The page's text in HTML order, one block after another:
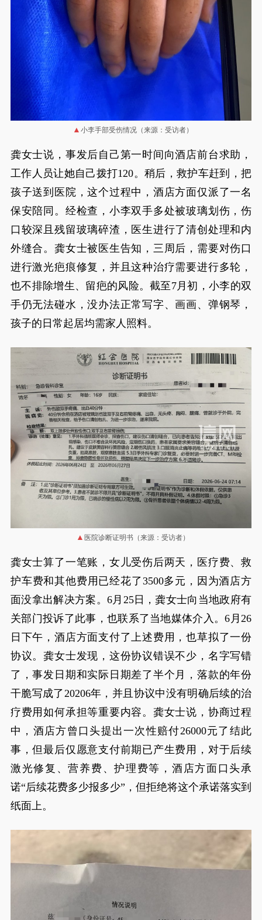
小李手部受伤情况（来源：受访者）
龚女士说，事发后自己第一时间向酒店前台求助，
工作人员让她自己拨打120。稍后，救护车赶到，把
孩子送到医院，这个过程中，酒店方面仅派了一名
保安陪同。经检查，小李双手多处被玻璃划伤，伤
口较深且残留玻璃碎渣，医生进行了清创处理和内
外缝合。龚女士被医生告知，三周后，需要对伤口
进行激光疤痕修复，并且这种治疗需要进行多轮，
也不排除增生、留疤的风险。截至7月初，小李的双
手仍无法碰水，没办法正常写字、画画、弹钢琴，
孩子的日常起居均需家人照料。
医院诊断证明书（来源：受访者）
龚女士算了一笔账，女儿受伤后两天，医疗费、救
护车费和其他费用已经花了3500多元，因为酒店方
面没拿出解决方案。6月25日，龚女士向当地政府有
关部门投诉了此事，也联系了当地媒体介入。6月26
日下午，酒店方面支付了上述费用，也草拟了一份
协议。龚女士发现，这份协议错误不少，名字写错
了，事发日期和实际日期差了半个月，落款的年份
干脆写成了20206年，并且协议中没有明确后续的治
疗费用如何承担等重要内容。龚女士说，协商过程
中，酒店方曾口头提出一次性赔付26000元了结此
事，但最后仅愿意支付前期已产生费用，对于后续
激光修复、营养费、护理费等，酒店方面口头承
诺“后续花费多少报多少”，但拒绝将这个承诺落实到
纸面上。